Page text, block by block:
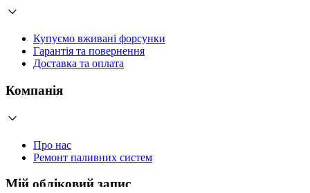
Купуємо вживані форсунки
Гарантія та повернення
Доставка та оплата
Компанія
Про нас
Ремонт паливних систем
Мій обліковий запис